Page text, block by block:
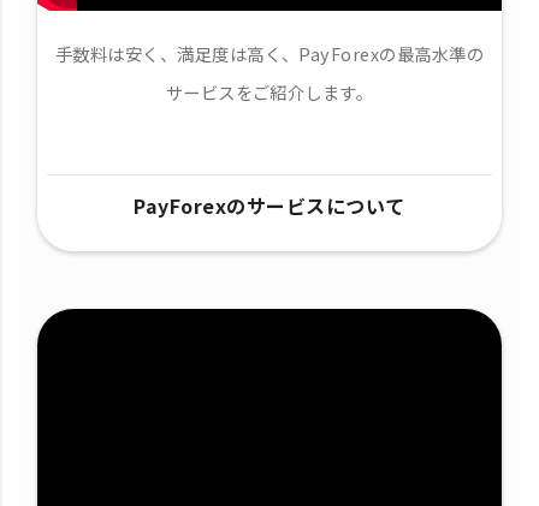
手数料は安く、満足度は高く、PayForexの最高水準の
サービスをご紹介します。
PayForexのサービスについて